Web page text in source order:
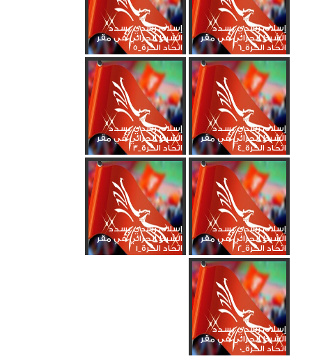
إسلام رشدي يسدد
الشرط الجزائي في مقر
اتحاد الكرة_6
إسلام رشدي يسدد
الشرط الجزائي في مقر
اتحاد الكرة_5
إسلام رشدي يسدد
الشرط الجزائي في مقر
اتحاد الكرة_4
إسلام رشدي يسدد
الشرط الجزائي في مقر
اتحاد الكرة_3
إسلام رشدي يسدد
الشرط الجزائي في مقر
اتحاد الكرة_2
إسلام رشدي يسدد
الشرط الجزائي في مقر
اتحاد الكرة_1
إسلام رشدي يسدد
الشرط الجزائي في مقر
اتحاد الكرة_0